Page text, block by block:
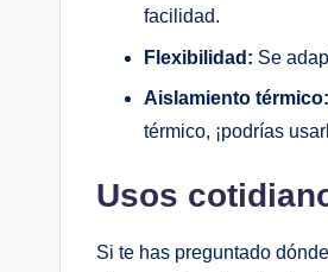
facilidad.
Flexibilidad: Se
Aislamiento térmico:
‍térmico, ¡podrías
Usos
Si‍ te has preguntado